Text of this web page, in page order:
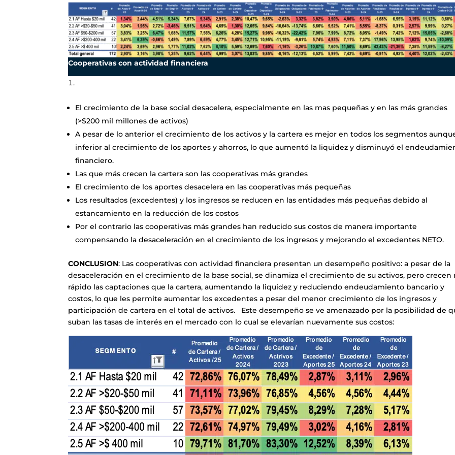
Cooperativas con actividad financiera
El crecimiento de la base social desacelera, especialmente en las mas pequeñas y en las más grandes
(>$200 mil millones de activos)
A pesar de lo anterior el crecimiento de los activos y la cartera es mejor en todos los segmentos
inferior al crecimiento de los aportes y ahorros, lo que aumentó la liquidez y disminuyó el
financiero.
Las que más crecen la cartera son las cooperativas más grandes
El crecimiento de los aportes desacelera en las cooperativas más pequeñas
Los resultados (excedentes) y los ingresos se reducen en las entidades más pequeñas debido al
estancamiento en la reducción de los costos
Por el contrario las cooperativas más grandes han reducido sus costos de manera importante
compensando la desaceleración en el crecimiento de los ingresos y mejorando el excedentes NETO.
CONCLUSION: Las cooperativas con actividad financiera presentan un desempeño positivo: a pesar de la
desaceleración en el crecimiento de la base social, se dinamiza el crecimiento de su activos, pero crecen
rápido las captaciones que la cartera, aumentando la liquidez y reduciendo endeudamiento bancario y
costos, lo que les permite aumentar los excedentes a pesar del menor crecimiento de los ingresos y
participación de cartera en el total de activos. Este desempeño se ve amenazado por la posibilidad de
suban las tasas de interés en el mercado con lo cual se elevarían nuevamente sus costos: